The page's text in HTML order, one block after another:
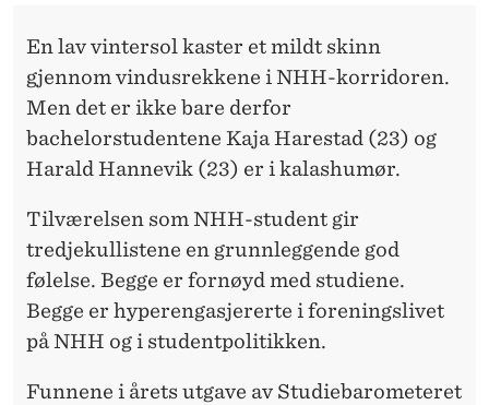
En lav vintersol kaster et mildt skinn
gjennom vindusrekkene i NHH-korridoren.
Men det er ikke bare derfor
bachelorstudentene Kaja Harestad (23) og
Harald Hannevik (23) er i kalashumør.
Tilværelsen som NHH-student gir
tredjekullistene en grunnleggende god
følelse. Begge er fornøyd med studiene.
Begge er hyperengasjererte i foreningslivet
på NHH og i studentpolitikken.
Funnene i årets utgave av Studiebarometeret